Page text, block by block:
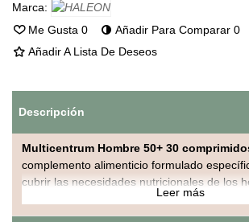
Marca:
Me Gusta 0 Añadir Para Comparar 0
Añadir A Lista De Deseos
Descripción
Multicentrum Hombre 50+ 30
complemento alimenticio formulado
cubrir las necesidades nutricionales de los
de los 50 años. Su combinación de
ayuda a mantener la energía, la vitalidad,
Leer más